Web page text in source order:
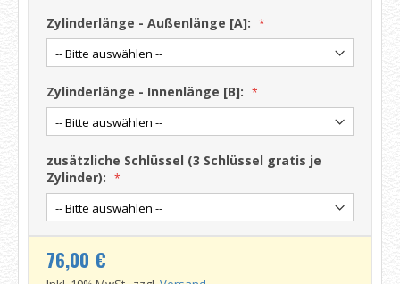
Zylinderlänge - Außenlänge [A]:
Zylinderlänge - Innenlänge [B]:
zusätzliche Schlüssel (3 Schlüssel gratis je
Zylinder):
76,00 €